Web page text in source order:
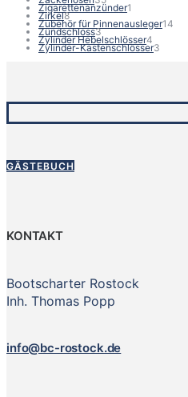
Produkte
Zigarettenanzünder1
Zirkel88
Produkte
Zubehör für Pinnenausleger14
Zündschloss33
Produkte
Zylinder Hebelschlösser4
Produkte
Zylinder-Kastenschlösser3
GÄSTEBUCH
KONTAKT
Bootscharter Rostock
Inh. Thomas Popp
info@bc-rostock.de